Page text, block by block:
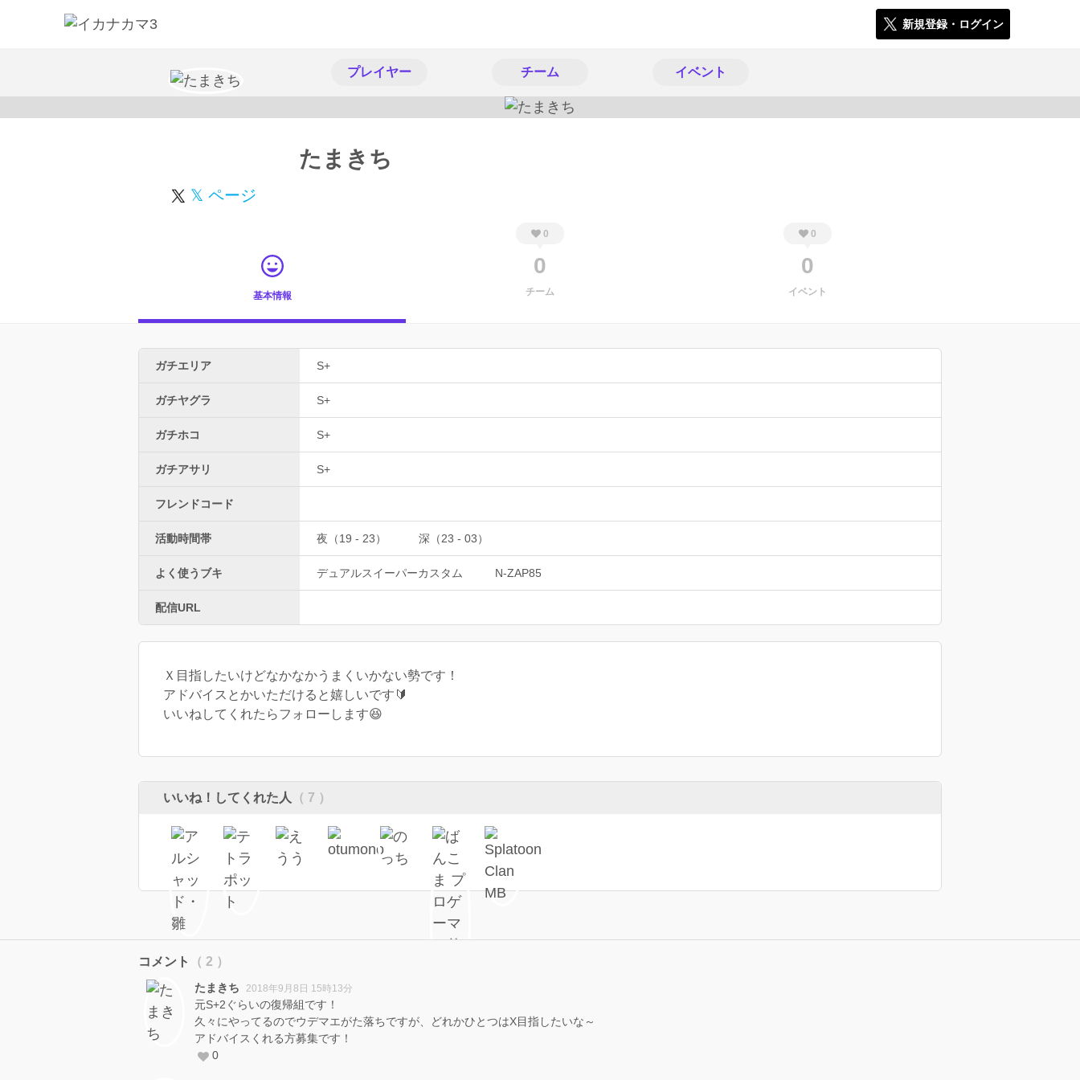
新規登録・ログイン
プレイヤー チーム イベント
たまきち
𝕏 ページ
基本情報
0
0
チーム
0
0
イベント
ガチエリア S+
ガチヤグラ S+
ガチホコ S+
ガチアサリ S+
フレンドコード
活動時間帯 夜（19 - 23） 深（23 - 03）
よく使うブキ デュアルスイーパーカスタム N-ZAP85
配信URL
Ｘ目指したいけどなかなかうまくいかない勢です！
アドバイスとかいただけると嬉しいです🔰
いいねしてくれたらフォローします😆
いいね！してくれた人 （ 7 ）
コメント （ 2 ）
たまきち 2018年9月8日 15時13分
元S+2ぐらいの復帰組です！
久々にやってるのでウデマエがた落ちですが、どれかひとつはX目指したいな～
アドバイスくれる方募集です！
0